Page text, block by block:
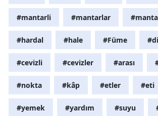
#mantarli #mantarlar
#hardal #hale #Füme
#cevizli #cevizler #arası
#nokta #kâp #etler #eti
#yemek #yardım #suyu